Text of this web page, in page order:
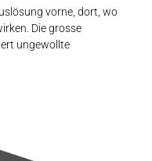
vorne, dort, wo
Die grosse
ungewollte